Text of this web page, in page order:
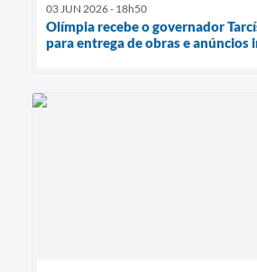
03 JUN 2026 - 18h50
Olímpia recebe o governador
para entrega de obras e anúncios